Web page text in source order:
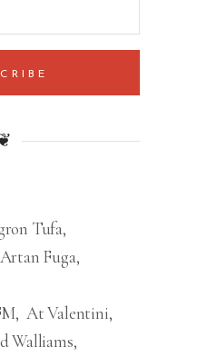
Tufa
Artan Fuga
At Valentini
Walliams